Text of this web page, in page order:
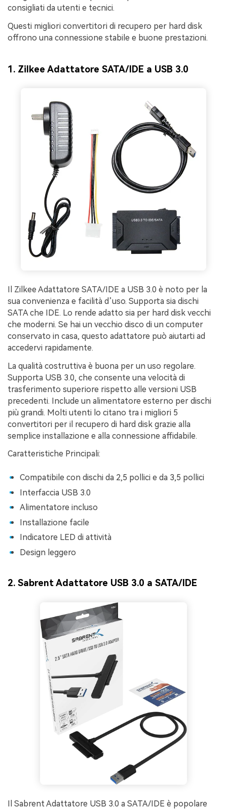
consigliati da utenti e tecnici.
Questi migliori convertitori di recupero per hard disk
offrono una connessione stabile e buone prestazioni.
1. Zilkee Adattatore SATA/IDE a USB 3.0
Il Zilkee Adattatore SATA/IDE a USB 3.0 è noto per la
sua convenienza e facilità d’uso. Supporta sia dischi
SATA che IDE. Lo rende adatto sia per hard disk vecchi
che moderni. Se hai un vecchio disco di un computer
conservato in casa, questo adattatore può aiutarti ad
accedervi rapidamente.
La qualità costruttiva è buona per un uso regolare.
Supporta USB 3.0, che consente una velocità di
trasferimento superiore rispetto alle versioni USB
precedenti. Include un alimentatore esterno per dischi
più grandi. Molti utenti lo citano tra i migliori 5
convertitori per il recupero di hard disk grazie alla
semplice installazione e alla connessione affidabile.
Caratteristiche Principali:
Compatibile con dischi da 2,5 pollici e da 3,5 pollici
Interfaccia USB 3.0
Alimentatore incluso
Installazione facile
Indicatore LED di attività
Design leggero
2. Sabrent Adattatore USB 3.0 a SATA/IDE
Il Sabrent Adattatore USB 3.0 a SATA/IDE è popolare